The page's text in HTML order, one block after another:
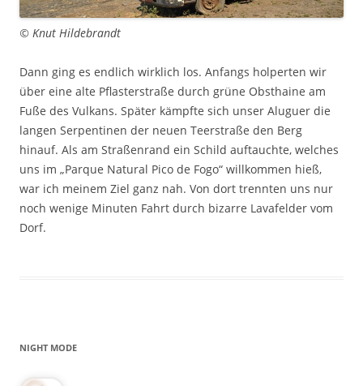
© Knut Hildebrandt
Dann ging es endlich wirklich los. Anfangs holperten wir
über eine alte Pflasterstraße durch grüne Obsthaine am
Fuße des Vulkans. Später kämpfte sich unser Aluguer die
langen Serpentinen der neuen Teerstraße den Berg
hinauf. Als am Straßenrand ein Schild auftauchte, welches
uns im „Parque Natural Pico de Fogo“ willkommen hieß,
war ich meinem Ziel ganz nah. Von dort trennten uns nur
noch wenige Minuten Fahrt durch bizarre Lavafelder vom
Dorf.
NIGHT MODE